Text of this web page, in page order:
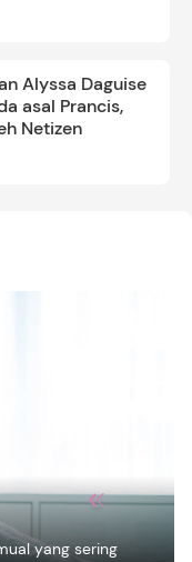
Alyssa Daguise
asal Prancis,
Netizen
yang sering